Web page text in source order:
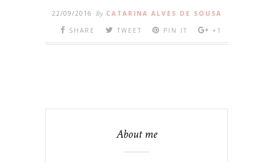
22/09/2016 By CATARINA ALVES DE SOUSA
SHARE
TWEET PIN IT +1
About me